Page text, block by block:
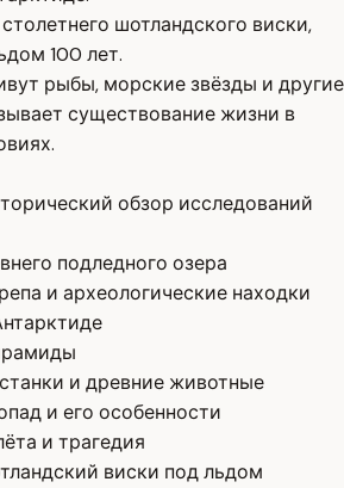
шотландского виски,
100 лет.
рыбы, морские звёзды и другие
существование жизни в
обзор исследований
подледного озера
и археологические находки
и древние животные
и его особенности
и трагедия
виски под льдом